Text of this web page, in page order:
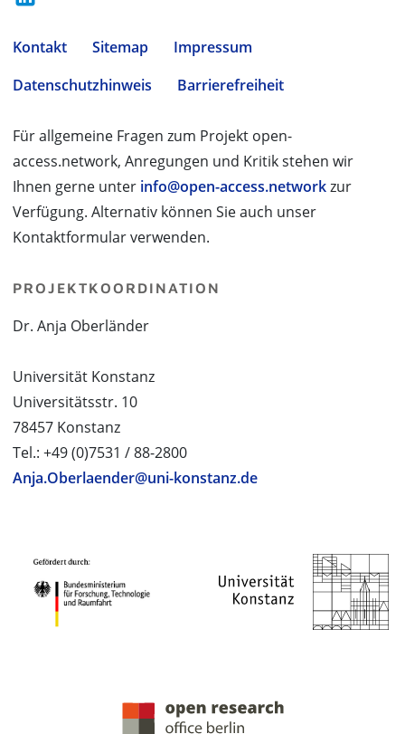
Kontakt Sitemap
Impressum
Datenschutzhinweis
Barrierefreiheit
Für allgemeine Fragen zum Projekt open-
access.network, Anregungen und Kritik stehen wir
Ihnen gerne unter info@open-access.networkzur
Verfügung. Alternativ können Sie auch unser
Kontaktformular verwenden.
PROJEKTKOORDINATION
Dr. Anja Oberländer
Universität Konstanz
Universitätsstr. 10
78457 Konstanz
Tel.: +49 (0)7531 / 88-2800
Anja.Oberlaender@uni-konstanz.de